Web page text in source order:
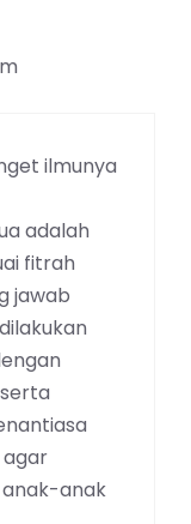
ilmunya
adalah
fitrah
jawab
anak